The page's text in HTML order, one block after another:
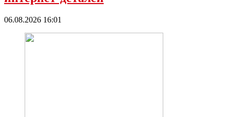
06.08.2026 16:01